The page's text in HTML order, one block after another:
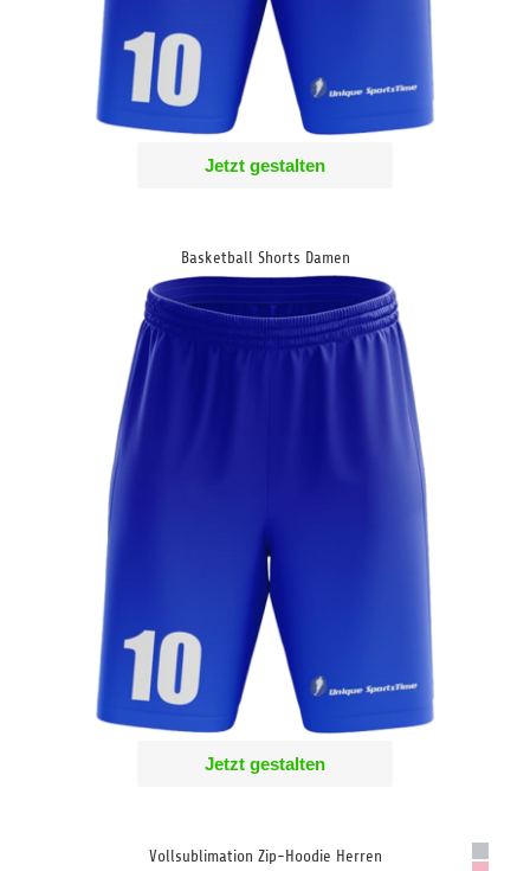
Jetzt gestalten
Basketball Shorts Damen
Jetzt gestalten
Vollsublimation Zip-Hoodie Herren